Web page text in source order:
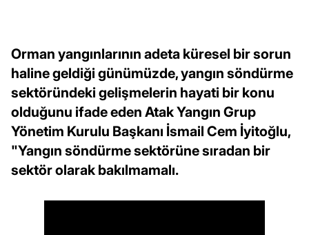
Orman yangınlarının adeta küresel bir sorun
haline geldiği günümüzde, yangın söndürme
sektöründeki gelişmelerin hayati bir konu
olduğunu ifade eden Atak Yangın Grup
Yönetim Kurulu Başkanı İsmail Cem İyitoğlu,
"Yangın söndürme sektörüne sıradan bir
sektör olarak bakılmamalı.